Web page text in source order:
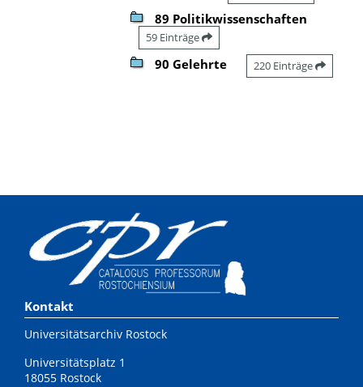
89 Politikwissenschaften
59 Einträge
90 Gelehrte 220 Einträge
Kontakt
Universitätsarchiv Rostock
Universitätsplatz 1
18055 Rostock